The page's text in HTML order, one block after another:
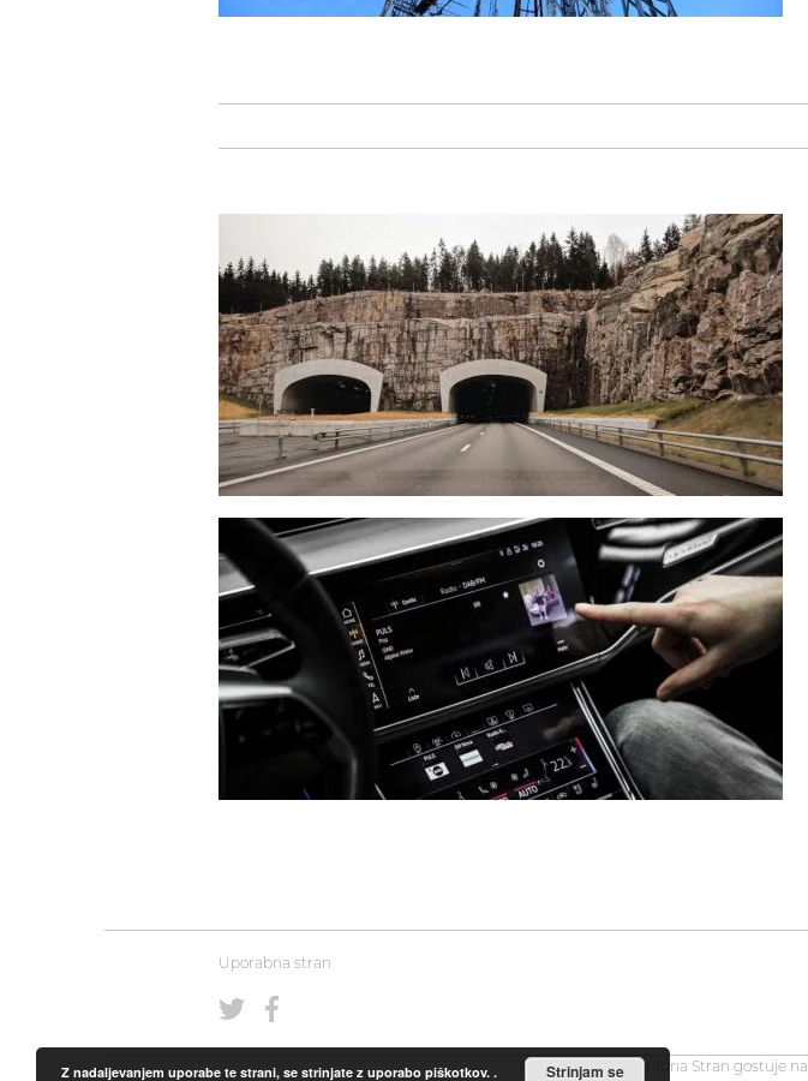
Uporabna stran
© 2008-2026 Uporabna Stran gostuje na
Z nadaljevanjem uporabe te strani, se strinjate z uporabo piškotkov. . Strinjam se